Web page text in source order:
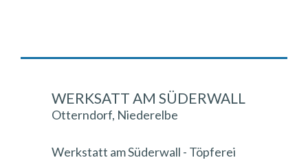
WERKSATT AM SÜDERWALL
Otterndorf, Niederelbe
Werkstatt am Süderwall - Töpferei